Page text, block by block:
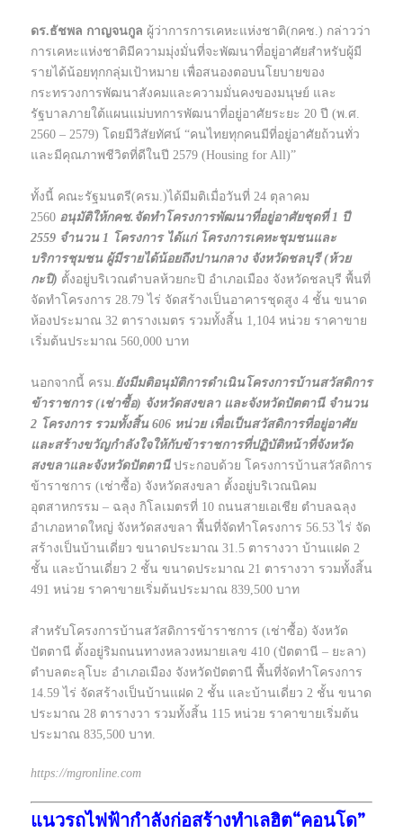
ดร.ธัชพล กาญจนกูล ผู้ว่าการการเคหะแห่งชาติ(กคช.) กล่าวว่า
การเคหะแห่งชาติมีความมุ่งมั่นที่จะพัฒนาที่อยู่อาศัยสำหรับผู้มี
รายได้น้อยทุกกลุ่มเป้าหมาย เพื่อสนองตอบนโยบายของ
กระทรวงการพัฒนาสังคมและความมั่นคงของมนุษย์ และ
รัฐบาลภายใต้แผนแม่บทการพัฒนาที่อยู่อาศัยระยะ 20 ปี (พ.ศ.
2560 – 2579) โดยมีวิสัยทัศน์ “คนไทยทุกคนมีที่อยู่อาศัยถ้วนทั่ว
และมีคุณภาพชีวิตที่ดีในปี 2579 (Housing for All)”
ทั้งนี้ คณะรัฐมนตรี(ครม.)ได้มีมติเมื่อวันที่ 24 ตุลาคม
2560 อนุมัติให้กคช.จัดทำโครงการพัฒนาที่อยู่อาศัยชุดที่ 1 ปี
2559 จำนวน 1 โครงการ ได้แก่ โครงการเคหะชุมชนและ
บริการชุมชน ผู้มีรายได้น้อยถึงปานกลาง จังหวัดชลบุรี (ห้วย
กะปิ) ตั้งอยู่บริเวณตำบลห้วยกะปิ อำเภอเมือง จังหวัดชลบุรี พื้นที่
จัดทำโครงการ 28.79 ไร่ จัดสร้างเป็นอาคารชุดสูง 4 ชั้น ขนาด
ห้องประมาณ 32 ตารางเมตร รวมทั้งสิ้น 1,104 หน่วย ราคาขาย
เริ่มต้นประมาณ 560,000 บาท
นอกจากนี้ ครม.ยังมีมติอนุมัติการดำเนินโครงการบ้านสวัสดิการ
ข้าราชการ (เช่าซื้อ) จังหวัดสงขลา และจังหวัดปัตตานี จำนวน
2 โครงการ รวมทั้งสิ้น 606 หน่วย เพื่อเป็นสวัสดิการที่อยู่อาศัย
และสร้างขวัญกำลังใจให้กับข้าราชการที่ปฏิบัติหน้าที่จังหวัด
สงขลาและจังหวัดปัตตานีประกอบด้วย โครงการบ้านสวัสดิการ
ข้าราชการ (เช่าซื้อ) จังหวัดสงขลา ตั้งอยู่บริเวณนิคม
อุตสาหกรรม – ฉลุง กิโลเมตรที่ 10 ถนนสายเอเชีย ตำบลฉลุง
อำเภอหาดใหญ่ จังหวัดสงขลา พื้นที่จัดทำโครงการ 56.53 ไร่ จัด
สร้างเป็นบ้านเดี่ยว ขนาดประมาณ 31.5 ตารางวา บ้านแฝด 2
ชั้น และบ้านเดี่ยว 2 ชั้น ขนาดประมาณ 21 ตารางวา รวมทั้งสิ้น
491 หน่วย ราคาขายเริ่มต้นประมาณ 839,500 บาท
สำหรับโครงการบ้านสวัสดิการข้าราชการ (เช่าซื้อ) จังหวัด
ปัตตานี ตั้งอยู่ริมถนนทางหลวงหมายเลข 410 (ปัตตานี – ยะลา)
ตำบลตะลุโบะ อำเภอเมือง จังหวัดปัตตานี พื้นที่จัดทำโครงการ
14.59 ไร่ จัดสร้างเป็นบ้านแฝด 2 ชั้น และบ้านเดี่ยว 2 ชั้น ขนาด
ประมาณ 28 ตารางวา รวมทั้งสิ้น 115 หน่วย ราคาขายเริ่มต้น
ประมาณ 835,500 บาท.
https://mgronline.com
แนวรถไฟฟ้ากำลังก่อสร้างทำเลฮิต“คอนโด”